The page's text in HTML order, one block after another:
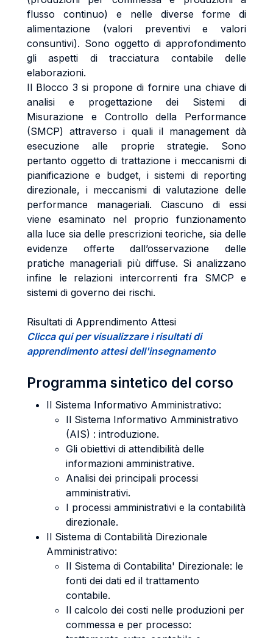
flusso continuo) e nelle diverse forme di
alimentazione (valori preventivi e valori
consuntivi). Sono oggetto di approfondimento
gli aspetti di tracciatura contabile delle
elaborazioni.
Il Blocco 3 si propone di fornire una chiave di
analisi e progettazione dei Sistemi di
Misurazione e Controllo della Performance
(SMCP) attraverso i quali il management dà
esecuzione alle proprie strategie. Sono
pertanto oggetto di trattazione i meccanismi di
pianificazione e budget, i sistemi di reporting
direzionale, i meccanismi di valutazione delle
performance manageriali. Ciascuno di essi
viene esaminato nel proprio funzionamento
alla luce sia delle prescrizioni teoriche, sia delle
evidenze offerte dall’osservazione delle
pratiche manageriali più diffuse. Si analizzano
infine le relazioni intercorrenti fra SMCP e
sistemi di governo dei rischi.
Risultati di Apprendimento Attesi
Clicca qui per visualizzare i risultati di
apprendimento attesi dell'insegnamento
Programma sintetico del corso
Il Sistema Informativo Amministrativo:
Il Sistema Informativo Amministrativo
(AIS) : introduzione.
Gli obiettivi di attendibilità delle
informazioni amministrative.
Analisi dei principali processi
amministrativi.
I processi amministrativi e la contabilità
direzionale.
Il Sistema di Contabilità Direzionale
Amministrativo:
Il Sistema di Contabilita' Direzionale: le
fonti dei dati ed il trattamento
contabile.
Il calcolo dei costi nelle produzioni per
commessa e per processo: